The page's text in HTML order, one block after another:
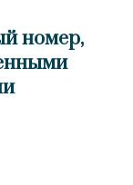
номер,